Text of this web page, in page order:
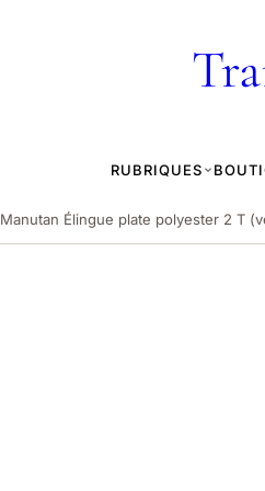
RUBRIQUES
Manutan Élingue plate polyester 2 T